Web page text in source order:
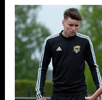
SENIOREN
SPONSOREN
CONTACT
MENU